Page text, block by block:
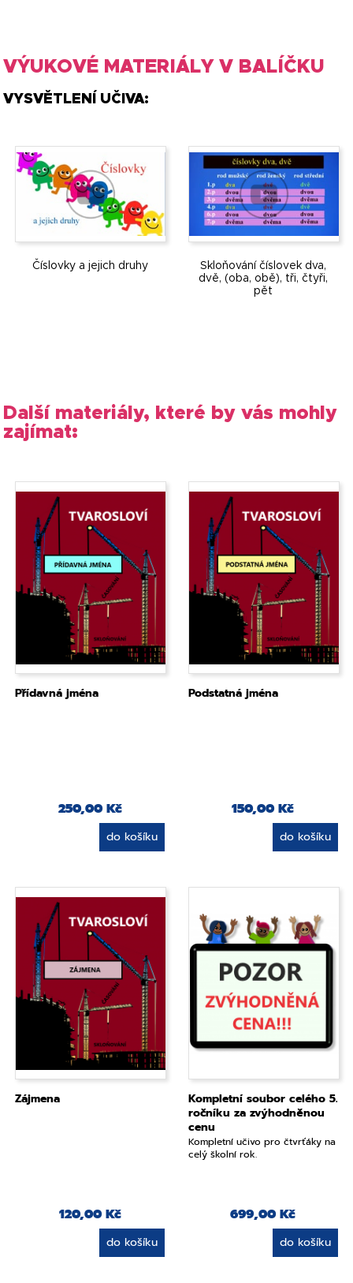
VÝUKOVÉ MATERIÁLY V BALÍČKU
VYSVĚTLENÍ UČIVA:
Číslovky a jejich druhy
Skloňování číslovek dva,
dvě, (oba, obě), tři, čtyři,
pět
Další materiály, které by vás mohly
zajímat:
Přídavná jména
250,00 Kč
do košíku
Podstatná jména
150,00 Kč
do košíku
Zájmena
120,00 Kč
do košíku
Kompletní soubor celého 5.
ročníku za zvýhodněnou
cenu
Kompletní učivo pro čtvrťáky na
celý školní rok.
699,00 Kč
do košíku